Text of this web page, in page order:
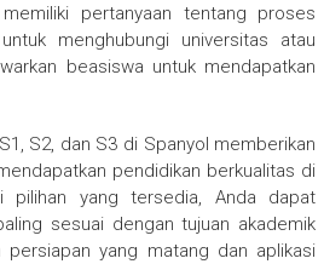
pertanyaan tentang proses
menghubungi universitas atau
beasiswa untuk mendapatkan
S2, dan S3 di Spanyol memberikan
pendidikan berkualitas di
pilihan yang tersedia, Anda dapat
sesuai dengan tujuan akademik
persiapan yang matang dan aplikasi